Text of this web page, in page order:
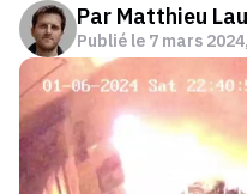
Par Matthieu
Publié le 7 mars 2024